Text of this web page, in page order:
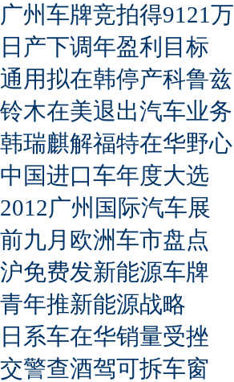
广州车牌竞拍得9121万
日产下调年盈利目标
通用拟在韩停产科鲁兹
铃木在美退出汽车业务
韩瑞麒解福特在华野心
中国进口车年度大选
2012广州国际汽车展
前九月欧洲车市盘点
沪免费发新能源车牌
青年推新能源战略
日系车在华销量受挫
交警查酒驾可拆车窗